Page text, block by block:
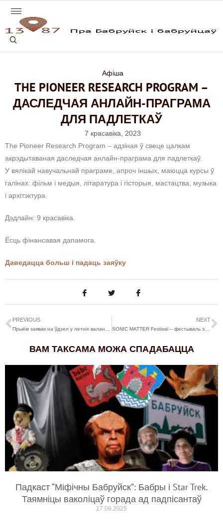
Афіша
THE PIONEER RESEARCH PROGRAM –
ДАСЛЕДЧАЯ АНЛАЙН-ПРАГРАМА
ДЛЯ ПАДЛЕТКАЎ
7 красавіка, 2023
The Pioneer Research Program – адзіная ў свеце цалкам
акрэдытаваная даследчая анлайн-праграма для падлеткаў.
У вялікай навучальнай праграме, апроч іншых, маюцца курсы ў
галінах: фільм і медыя, літаратура і гісторыя, мастацтва, музыка
і архітэктура.
Дэдлайн: 9 красавіка.
Ёсць фінансавая дапамога.
Даведацца больш і падаць заяўку
PREVIOUS NEXT
SONIC MATTER Festival – фестываль электраакустычных прац у Цюрыху, Швейцарыя
ВАМ ТАКСАМА МОЖА СПАДАБАЦЦА
Падкаст “Міфічны Бабруйск”: Бабры і Star Trek.
Таямніцы ваколіцаў горада ад падпісантаў
17.09.2025